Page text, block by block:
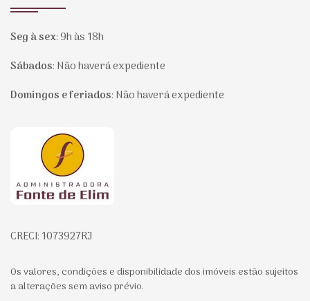
Seg à sex:9h às 18h
Sábados: Não haverá expediente
Domingos e feriados: Não haverá expediente
Página inicial
CRECI: 1073927RJ
Os valores, condições e disponibilidade dos imóveis estão sujeitos
a alterações sem aviso prévio.